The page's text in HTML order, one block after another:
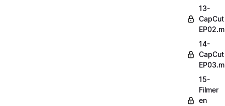
13-
CapCut
14-
CapCut
15-
Filmer
en